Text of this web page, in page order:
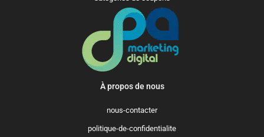
À propos de nous
nous-contacter
politique-de-confidentialite